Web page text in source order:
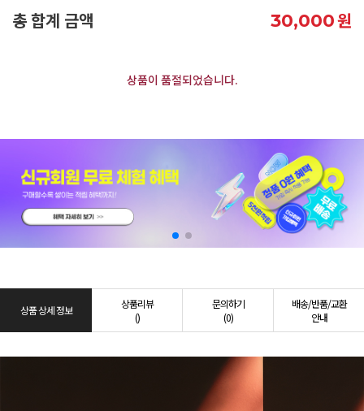
총 합계 금액 30,000원
상품이 품절되었습니다.
상품 상세 정보
상품리뷰
()
문의하기
(0)
배송/반품/교환
안내